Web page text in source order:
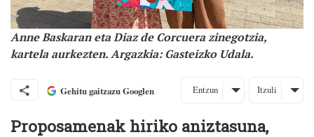
Anne Baskaran eta Diaz de Corcuera zinegotzia,
kartela aurkezten. Argazkia: Gasteizko Udala.
Gehitu gaitzazu Googlen Entzun Itzuli
Proposamenak hiriko aniztasuna,